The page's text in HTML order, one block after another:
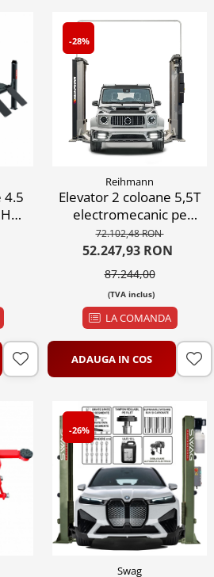
4.5
-28%
Reihmann
Elevator 2 coloane 5,5T
electromecanic pe
surub, 380V
72.102,48 RON
52.247,93 RON
87.244,00
(TVA inclus)
LA COMANDA
ADAUGA IN COS
-26%
Swag